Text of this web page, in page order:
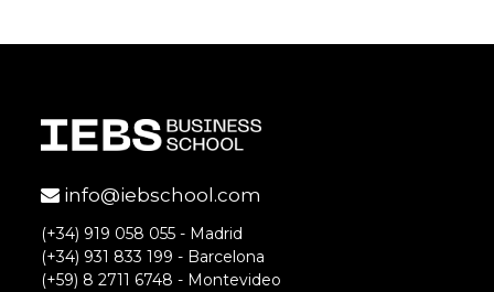
info@iebschool.com
(+34) 919 058 055 - Madrid
(+34) 931 833 199 - Barcelona
(+59) 8 2711 6748 - Montevideo